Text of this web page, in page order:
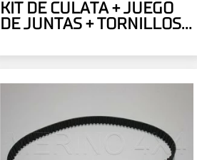
KIT DE CULATA + JUEGO
DE JUNTAS + TORNILLOS